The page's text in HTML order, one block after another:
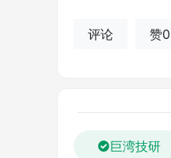
至10C的充放
巨湾技研
评论 赞0
巨湾技研